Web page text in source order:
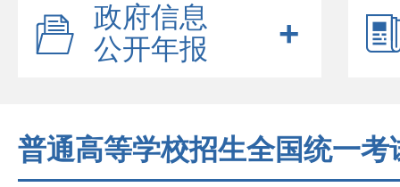
政府信息
公开年报
普通高等学校招生全国统一考